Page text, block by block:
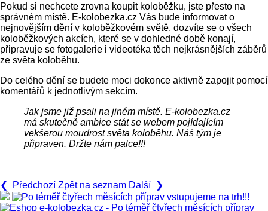
Pokud si nechcete zrovna koupit koloběžku, jste přesto na
správném místě. E-kolobezka.cz Vás bude informovat o
nejnovějším dění v koloběžkovém světě, dozvíte se o všech
koloběžkových akcích, které se v dohledné době konají,
připravuje se fotogalerie i videotéka těch nejkrásnějších záběrů
ze světa koloběhu.
Do celého dění se budete moci dokonce aktivně zapojit pomocí
komentářů k jednotlivým sekcím.
Jak jsme již psali na jiném místě. E-kolobezka.cz
má skutečně ambice stát se webem pojídajícím
vekšerou moudrost světa koloběhu. Náš tým je
připraven. Držte nám palce!!!
❮ Předchozí Zpět na seznam Další ❯